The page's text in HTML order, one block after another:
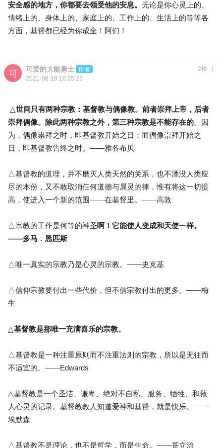
安全感的地方，你都要去领受他的安息。 无论是你心灵上的、
情绪上的、身体上的、家庭上的、工作上的、生活上的等等各
方面，基督都已经为你成全！阿们！
可爱的大能勇士 作者
2021-08-19 16:25:25
2楼
△世间只有两种宗教：基督教与偶像教。前者崇拜上帝，后者
崇拜偶像。除此两种宗教之外，第三种宗教是不能存在的。因
为，偶像祟拜之时，即基督教开始之日；而偶像崇拜开始之
日，即基督教告终之时。——雅各布贝
△基督教的道理，并不磨灭人类天然的关系，也不湮没人类应
尽的本份，又不敢取消任何道德与属灵的律，惟有将这一切提
高，使进入一个新的范围——在基督里。——高敦
△宗教的工作是何等的神圣啊！它能使人变成和天使一样。
——多马﹒恳匹斯
△唯一真实的宗教乃是心灵的宗教。——史克基
△信仰宗教要付出一些代价，但不信宗教付出的更多。——梅
生
△基督教是那唯一充满喜乐的宗教。
△基督教是一种注重原则而不注重法则的宗教，所以是无往而
不适宜的。——Edwards
△基督教是一个圣洁、谦卑、绝对不自私、服务、牺牲、和救
人心灵的记录。基督教教人知道爱神和基督，就是快乐。——
埃默森
△基督教不是理论，也不是哲学，而是生命。——哥立治